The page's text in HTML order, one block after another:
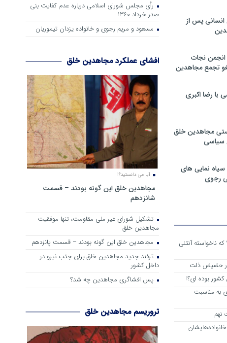
پس از
نجات
لغو تجمع مجاهدین
با رضا اکبری
مجاهدین خلق
سیاسی
نمایی های
رجوی
تکه ای از واقعیت حاکم بر اشرف 3 که ناخواسته آنتنی
حضیض ذلت
بوده ای؟!
به مناسبت
رأی مجلس شورای اسلامی درباره عدم كفایت بنی
صدر خرداد 1360
مسعود و مریم رجوی و خانواده یزدان تیموریان
افشای عملکرد مجاهدین خلق
آیا می دانستید؟!
مجاهدین خلق این گونه بودند – قسمت
شانزدهم
تشکیل شورای غیر ملی مقاومت، تنها موفقیت
مجاهدین خلق
مجاهدین خلق این گونه بودند – قسمت پانزدهم
ترفند جدید مجاهدین خلق برای جذب نیرو در
داخل کشور
پس افشاگری مجاهدین چه شد؟
تروریسم مجاهدین خلق